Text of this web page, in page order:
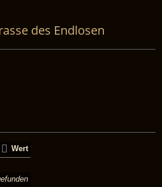
des Endlosen
Wert